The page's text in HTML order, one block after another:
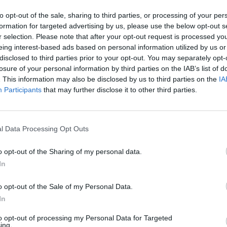
opt-out of the sale, sharing to third parties, or processing of your
for targeted advertising by us, please use the below opt-out
selection. Please note that after your opt-out request is processed
interest-based ads based on personal information utilized by us
to third parties prior to your opt-out. You may separately
of your personal information by third parties on the IAB’s list of
This information may also be disclosed by us to third parties on the
Participants that may further disclose it to other third parties.
Data Processing Opt Outs
opt-out of the Sharing of my personal data.
opt-out of the Sale of my Personal Data.
opt-out of processing my Personal Data for Targeted
della Russia e costringere
a rinunciare all’assalto a Kiev. Ma così
“Non ne sbagli una...”.
la fallimentare profezia